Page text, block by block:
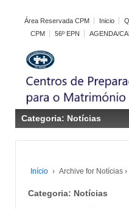
Área Reservada CPM Inicio
CPM
56º EPN AGENDA/
Categoria: Notícias
Início › Archive for Notícias ›
Categoria: Notícias